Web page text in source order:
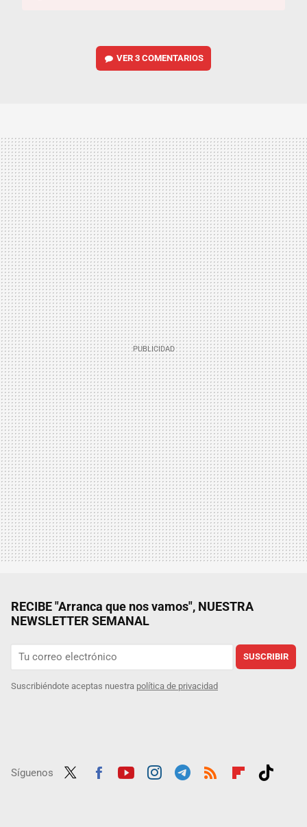
VER3 COMENTARIOS
RECIBE "Arranca que nos vamos", NUESTRA
NEWSLETTER SEMANAL
SUSCRIBIR
Suscribiéndote aceptas nuestra política de privacidad
Síguenos